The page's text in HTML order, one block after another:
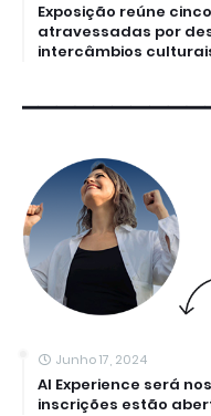
Exposição reúne
atravessadas por
intercâmbios
Junho 17, 2024
AI Experience será
inscrições estão